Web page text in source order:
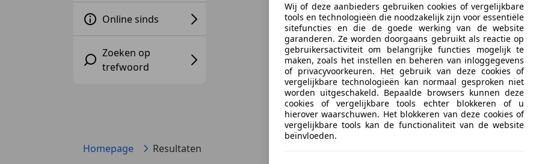
Online sinds
Zoeken op
trefwoord
Homepage Resultaten
Wij of deze aanbieders gebruiken cookies of vergelijkbare
tools en technologieën die noodzakelijk zijn voor essentiële
sitefuncties en die de goede werking van de website
garanderen. Ze worden doorgaans gebruikt als reactie op
gebruikersactiviteit om belangrijke functies mogelijk te
maken, zoals het instellen en beheren van inloggegevens
of privacyvoorkeuren. Het gebruik van deze cookies of
vergelijkbare technologieën kan normaal gesproken niet
worden uitgeschakeld. Bepaalde browsers kunnen deze
cookies of vergelijkbare tools echter blokkeren of u
hierover waarschuwen. Het blokkeren van deze cookies of
vergelijkbare tools kan de functionaliteit van de website
beïnvloeden.